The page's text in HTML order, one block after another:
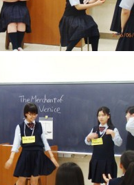
保護者の方へ 在校生の方へ